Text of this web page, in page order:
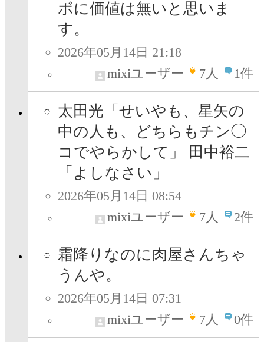
ボに価値は無いと思いま
す。
2026年05月14日 21:18
mixiユーザー
7人 1件
太田光「せいやも、星矢の
中の人も、どちらもチン◯
コでやらかして」 田中裕二
「よしなさい」
2026年05月14日 08:54
mixiユーザー
7人 2件
霜降りなのに肉屋さんちゃ
うんや。
2026年05月14日 07:31
mixiユーザー
7人 0件